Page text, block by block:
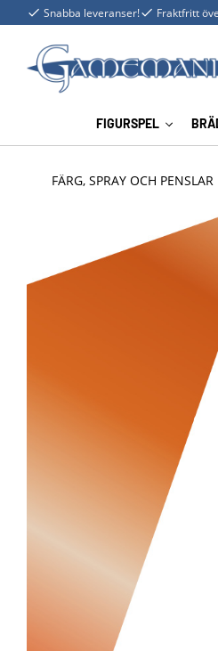
Snabba leveranser! Fraktfritt
FIGURSPEL
FÄRG, SPRAY OCH PENSLAR